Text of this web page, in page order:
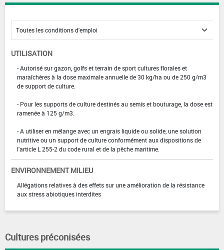
UTILISATION
- Autorisé sur gazon, golfs et terrain de sport cultures florales et
maraîchères à la dose maximale annuelle de 30 kg/ha ou de 250 g/m3
de support de culture.
- Pour les supports de culture destinés au semis et bouturage, la dose est
ramenée à 125 g/m3.
- A utiliser en mélange avec un engrais liquide ou solide, une solution
nutritive ou un support de culture conformément aux dispositions de
l'article L 255-2 du code rural et de la pêche maritime.
ENVIRONNEMENT MILIEU
Allégations relatives à des effets sur une amélioration de la résistance
aux stress abiotiques interdites
Cultures préconisées